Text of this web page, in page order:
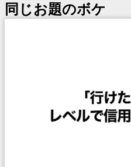
同じお題のボケ